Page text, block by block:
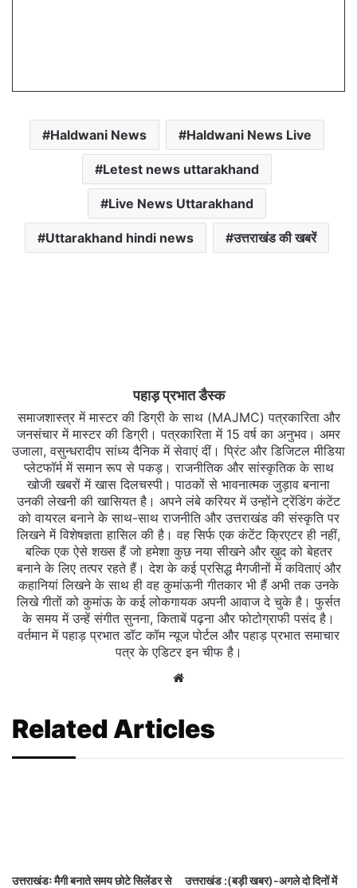
Haldwani News Haldwani News Live
Letest news uttarakhand
Live News Uttarakhand
Uttarakhand hindi news उत्तराखंड की खबरें
पहाड़ प्रभात डैस्क
समाजशास्त्र में मास्टर की डिग्री के साथ (MAJMC) पत्रकारिता और
जनसंचार में मास्टर की डिग्री। पत्रकारिता में 15 वर्ष का अनुभव। अमर
उजाला, वसुन्धरादीप सांध्य दैनिक में सेवाएं दीं। प्रिंट और डिजिटल मीडिया
प्लेटफॉर्म में समान रूप से पकड़। राजनीतिक और सांस्कृतिक के साथ
खोजी खबरों में खास दिलचस्‍पी। पाठकों से भावनात्मक जुड़ाव बनाना
उनकी लेखनी की खासियत है। अपने लंबे करियर में उन्होंने ट्रेंडिंग कंटेंट
को वायरल बनाने के साथ-साथ राजनीति और उत्तराखंड की संस्कृति पर
लिखने में विशेषज्ञता हासिल की है। वह सिर्फ एक कंटेंट क्रिएटर ही नहीं,
बल्कि एक ऐसे शख्स हैं जो हमेशा कुछ नया सीखने और ख़ुद को बेहतर
बनाने के लिए तत्पर रहते हैं। देश के कई प्रसिद्ध मैगजीनों में कविताएं और
कहानियां लिखने के साथ ही वह कुमांऊनी गीतकार भी हैं अभी तक उनके
लिखे गीतों को कुमांऊ के कई लोकगायक अपनी आवाज दे चुके है। फुर्सत
के समय में उन्हें संगीत सुनना, किताबें पढ़ना और फोटोग्राफी पसंद है।
वर्तमान में पहाड़ प्रभात डॉट कॉम न्यूज पोर्टल और पहाड़ प्रभात समाचार
पत्र के एडिटर इन चीफ है।
Website
Related Articles
उत्तराखंडः मैगी बनाते समय छोटे सिलेंडर से
उत्तराखंड :(बड़ी खबर)-अगले दो दिनों में